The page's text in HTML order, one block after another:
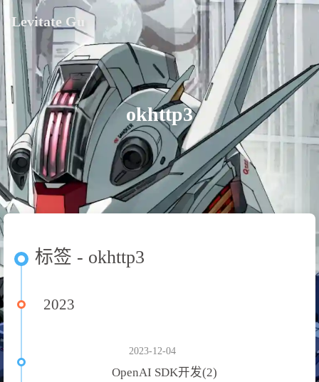
Levitate Gu
okhttp3
标签 - okhttp3
2023
2023-12-04
OpenAI SDK开发(2)